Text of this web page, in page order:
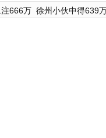
666万 徐州小伙中得639